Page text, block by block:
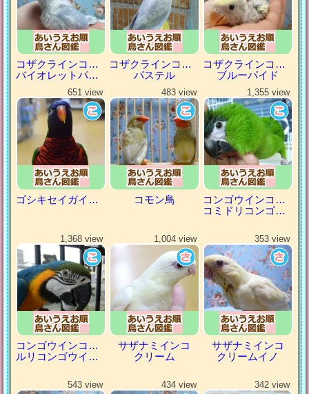
コザクラインコ（小桜インコ）
バイオレットパイド
コザクラインコ（小桜インコ）
パステル
コザクラインコ（小桜インコ）
ブルーパイド
651 view
ゴシキセイガイインコ
483 view
コモン鳥
1,355 view
コンゴウインコの仲間
コミドリコンゴウインコ
1,368 view
コンゴウインコの仲間
ルリコンゴウインコ
1,004 view
サザナミインコ
クリーム
353 view
サザナミインコ
クリームイノ
543 view 434 view 342 view